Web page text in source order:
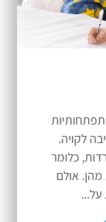
לקויה.
כלומר
אולם
על...